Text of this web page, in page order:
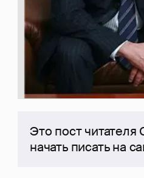
Это пост читателя
начать писать на